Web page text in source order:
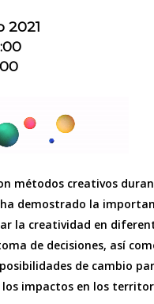
2021
métodos creativos
ha demostrado la
la creatividad en
de decisiones, así
de cambio
los impactos en los